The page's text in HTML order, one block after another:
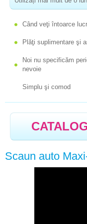
- SCAUN AUTO
- SCAUN AUTO
- SCAUN AUTO
- SCAUN AUTO
ARENĂ
Când veţi întoarce
Plăţi suplimentare şi
Noi nu specificăm
nevoie
Simplu şi comod
Scaun auto